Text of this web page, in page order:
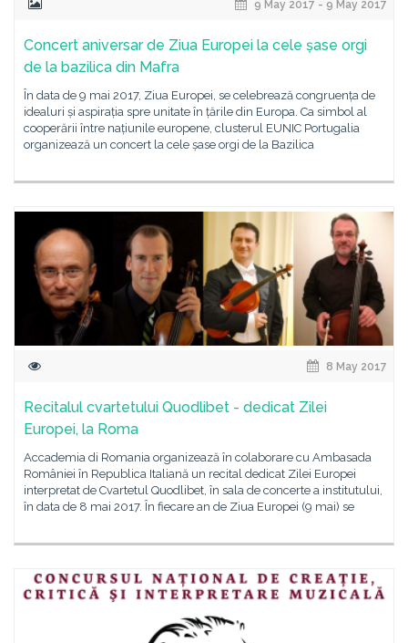
9 May 2017 - 9 May 2017
Concert aniversar de Ziua Europei la cele șase orgi
de la bazilica din Mafra
În data de 9 mai 2017, Ziua Europei, se celebrează congruența de
idealuri și aspirația spre unitate în țările din Europa. Ca simbol al
cooperării între națiunile europene, clusterul EUNIC Portugalia
organizează un concert la cele șase orgi de la Bazilica
8 May 2017
Recitalul cvartetului Quodlibet - dedicat Zilei
Europei, la Roma
Accademia di Romania organizează în colaborare cu Ambasada
României în Republica Italiană un recital dedicat Zilei Europei
interpretat de Cvartetul Quodlibet, în sala de concerte a institutului,
în data de 8 mai 2017. În fiecare an de Ziua Europei (9 mai) se